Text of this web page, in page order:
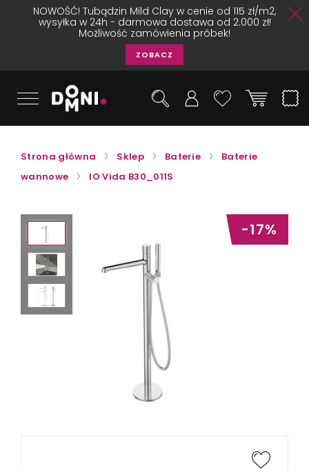
NOWOŚĆ! Tubądzin Mild Clay w cenie od 115 zł/m2,
wysyłka w 24h - darmowa dostawa od 2.000 zł!
Możliwość zamówienia próbek!
ZOBACZ
Strona główna Sklep Baterie
Baterie
wannowe
IO Vida B30_011S
-17%